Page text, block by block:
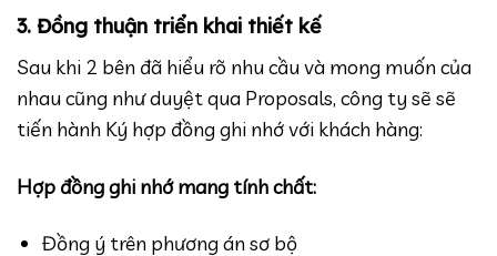
3. Đồng thuận triển khai thiết kế
Sau khi 2 bên đã hiểu rõ nhu cầu và mong muốn của
nhau cũng như duyệt qua Proposals, công ty sẽ sẽ
tiến hành Ký hợp đồng ghi nhớ với khách hàng:
Hợp đồng ghi nhớ mang tính chất:
Đồng ý trên phương án sơ bộ